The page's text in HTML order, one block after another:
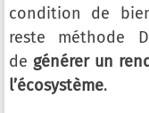
condition de
reste méthode
de générer un
l’écosystème.